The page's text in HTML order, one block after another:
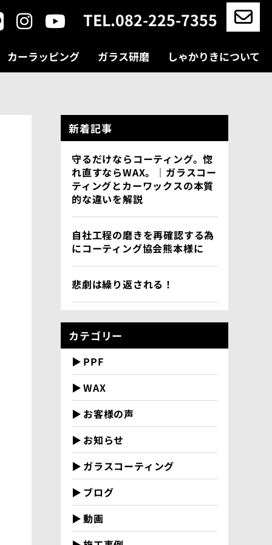
TEL.082-225-7355
カーラッピング ガラス研磨 しゃかりきについて
新着記事
守るだけならコーティング。惚
れ直すならWAX。｜ガラスコー
ティングとカーワックスの本質
的な違いを解説
自社工程の磨きを再確認する為
にコーティング協会熊本様に
悲劇は繰り返される！
カテゴリー
PPF
WAX
お客様の声
お知らせ
ガラスコーティング
ブログ
動画